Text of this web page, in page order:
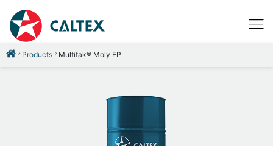
Products Multifak® Moly EP